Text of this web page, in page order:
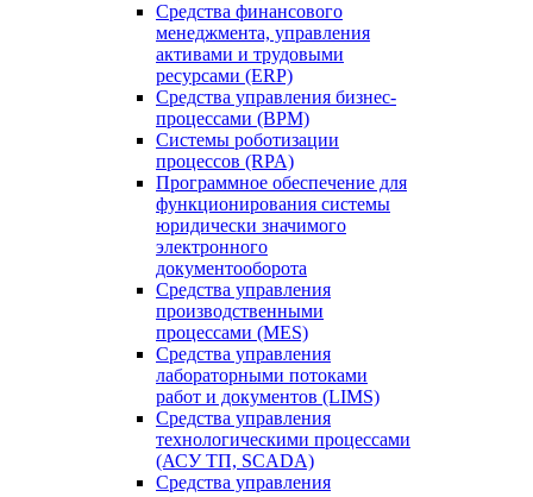
Средства финансового
менеджмента, управления
активами и трудовыми
ресурсами (ERP)
Средства управления бизнес-
процессами (BPM)
Системы роботизации
процессов (RPA)
Программное обеспечение для
функционирования системы
юридически значимого
электронного
документооборота
Средства управления
производственными
процессами (MES)
Средства управления
лабораторными потоками
работ и документов (LIMS)
Средства управления
технологическими процессами
(АСУ ТП, SCADA)
Средства управления